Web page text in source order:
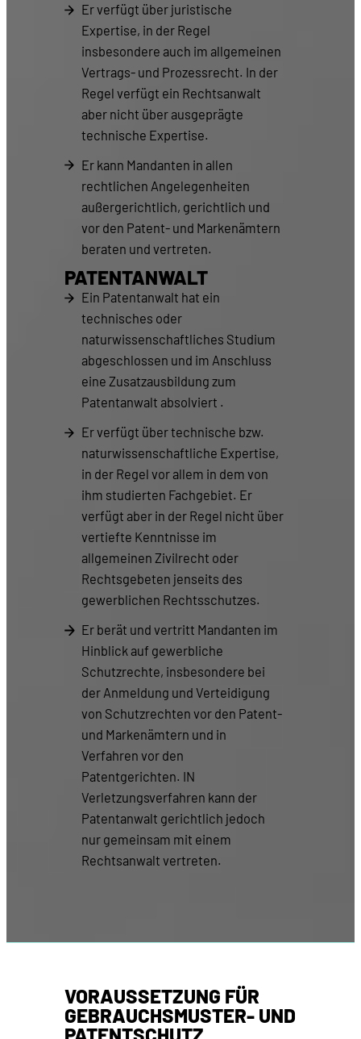
Er verfügt über juristische
Expertise, in der Regel
insbesondere auch im allgemeinen
Vertrags- und Prozessrecht. In der
Regel verfügt ein Rechtsanwalt
aber nicht über ausgeprägte
technische Expertise.
Er kann Mandanten in allen
rechtlichen Angelegenheiten
außergerichtlich, gerichtlich und
vor den Patent- und Markenämtern
beraten und vertreten.
PATENTANWALT
Ein Patentanwalt hat ein
technisches oder
naturwissenschaftliches Studium
abgeschlossen und im Anschluss
eine Zusatzausbildung zum
Patentanwalt absolviert .
Er verfügt über technische bzw.
naturwissenschaftliche Expertise,
in der Regel vor allem in dem von
ihm studierten Fachgebiet. Er
verfügt aber in der Regel nicht über
vertiefte Kenntnisse im
allgemeinen Zivilrecht oder
Rechtsgebeten jenseits des
gewerblichen Rechtsschutzes.
Er berät und vertritt Mandanten im
Hinblick auf gewerbliche
Schutzrechte, insbesondere bei
der Anmeldung und Verteidigung
von Schutzrechten vor den Patent-
und Markenämtern und in
Verfahren vor den
Patentgerichten. IN
Verletzungsverfahren kann der
Patentanwalt gerichtlich jedoch
nur gemeinsam mit einem
Rechtsanwalt vertreten.
VORAUSSETZUNG FÜR
GEBRAUCHSMUSTER- UND
PATENTSCHUTZ